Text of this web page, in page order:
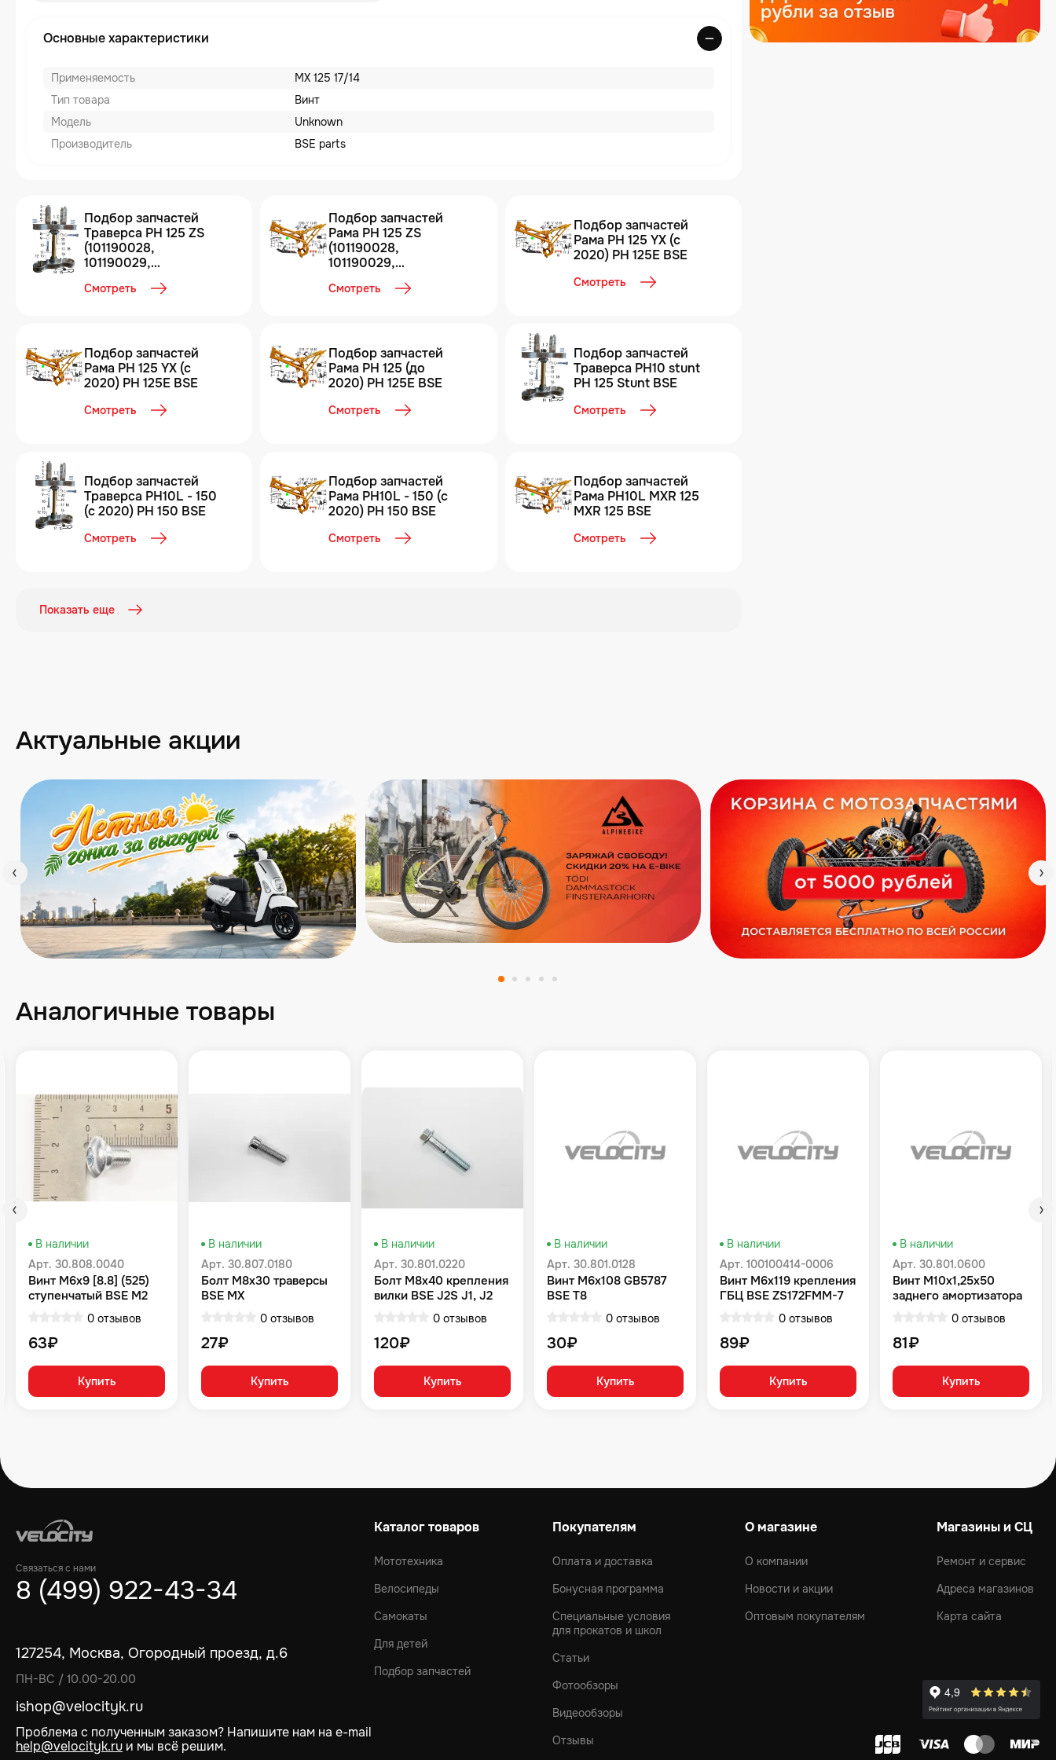
Основные характеристики
Применяемость
MX 125 17/14
Тип товара
Винт
Модель
Unknown
Производитель
BSE parts
Подбор запчастей
Траверса PH 125 ZS
(101190028,
101190029,
101190031) с 2021 PH
Смотреть
Подбор запчастей
Рама PH 125 ZS
(101190028,
101190029,
101190031) с 2021 PH
Смотреть
Подбор запчастей
Рама PH 125 YX (c
2020) PH 125E BSE
Смотреть
Подбор запчастей
Рама PH 125 YX (c
2020) PH 125E BSE
Смотреть
Подбор запчастей
Рама PH 125 (до
2020) PH 125E BSE
Смотреть
Подбор запчастей
Траверса PH10 stunt
PH 125 Stunt BSE
Смотреть
Подбор запчастей
Траверса PH10L - 150
(c 2020) PH 150 BSE
Смотреть
Подбор запчастей
Рама PH10L - 150 (c
2020) PH 150 BSE
Смотреть
Подбор запчастей
Рама PH10L MXR 125
MXR 125 BSE
Смотреть
Показать еще
Актуальные акции
Аналогичные товары
В наличии
Арт. 30.808.0040
Винт М6x9 [8.8] (525)
ступенчатый BSE M2
M2Y M4 M8 Z4 Z5 RTC
300 Z6 Z6Y Z7 Z8 Z11
M8 RTC 300R Z5Y
0 отзывов
63₽
Купить
В наличии
Арт. 30.807.0180
Болт M8x30 траверсы
BSE MX
0 отзывов
27₽
Купить
В наличии
Арт. 30.801.0220
Болт M8x40 крепления
вилки BSE J2S J1, J2
Z10 M2 M2Y M4 M8 Z4
Z5 RTC 300 Z6 Z6Y Z7
Z8 Z11 Z5Y RTC 300R
0 отзывов
120₽
Купить
В наличии
Арт. 30.801.0128
Винт M6x108 GB5787
BSE T8
0 отзывов
30₽
Купить
В наличии
Арт. 100100414-0006
Винт M6x119 крепления
ГБЦ BSE ZS172FMM-7
0 отзывов
89₽
Купить
В наличии
Арт. 30.801.0600
Винт M10х1,25х50
заднего амортизатора
0 отзывов
81₽
Купить
Связаться с нами
8 (499) 922-43-34
Каталог товаров
Мототехника
Велосипеды
Самокаты
Для детей
Подбор запчастей
Покупателям
Оплата и доставка
Бонусная программа
Специальные условия
для прокатов и школ
Статьи
Фотообзоры
Видеообзоры
Отзывы
О магазине
О компании
Новости и акции
Оптовым покупателям
Магазины и СЦ
Ремонт и сервис
Адреса магазинов
Карта сайта
127254, Москва, Огородный проезд, д.6
ПН-ВС / 10.00-20.00
ishop@velocityk.ru
Проблема с полученным заказом? Напишите нам на e-mail
help@velocityk.ru и мы всё решим.